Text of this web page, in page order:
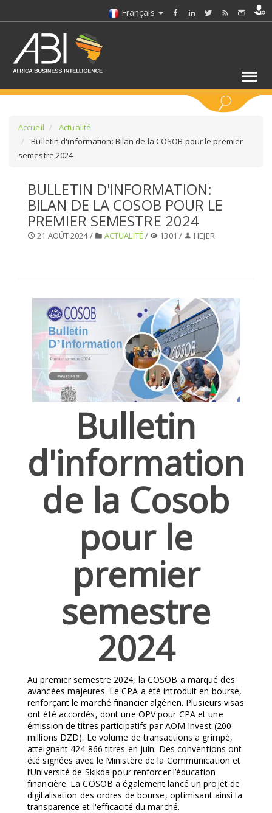
Français
SÉLECTIONNEZ UN DOSSIER
SELECTIONNEZ UNE SECTION
Accueil
Actualité
Bulletin d'information: Bilan de la COSOB pour le premier
semestre 2024
BULLETIN D'INFORMATION:
BILAN DE LA COSOB POUR LE
PREMIER SEMESTRE 2024
21 AOÛT 2024 / ACTUALITÉ / 1301 / HEJER
Bulletin
d'information
de la Cosob
pour le
premier
semestre
2024
Au premier semestre 2024, la COSOB a marqué des
avancées majeures. Le CPA a été introduit en bourse,
renforçant le marché financier algérien. Plusieurs visas
ont été accordés, dont une OPV pour CPA et une
émission de titres participatifs par AOM Invest (200
millions DZD). Le volume de transactions a grimpé,
atteignant 424 866 titres en juin. Des conventions ont
été signées avec le Ministère de la Communication et
l’Université de Skikda pour renforcer l’éducation
financière. La COSOB a également lancé un projet de
digitalisation des ordres de bourse, optimisant ainsi la
transparence et l'efficacité du marché.